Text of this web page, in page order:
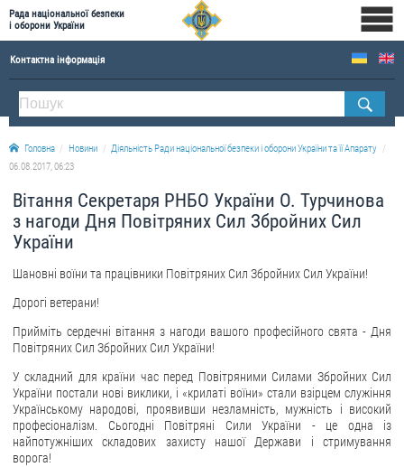
Рада національної безпеки
і оборони України
Контактна інформація
ПРО РНБОУ
Склад Ради національної безпеки і оборони України
Апарат Ради національної безпеки і оборони України
Історична довідка про діяльність Ради національної безпеки і оборони України
ОФІЦІЙНІ ДОКУМЕНТИ
Drone Deals
Фотогалерея
Відеогалерея
ЗВЕРНЕННЯ ГРОМАДЯН
Головна Новини
Діяльність Ради національної безпеки і оборони України та її Апарату
06.08.2017, 06:23
Вітання Секретаря РНБО України О. Турчинова
з нагоди Дня Повітряних Сил Збройних Сил
України
Шановні воїни та працівники Повітряних Сил Збройних Сил України!
Дорогі ветерани!
Прийміть сердечні вітання з нагоди вашого професійного свята - Дня
Повітряних Сил Збройних Сил України!
У складний для країни час перед Повітряними Силами Збройних Сил
України постали нові виклики, і «крилаті воїни» стали взірцем служіння
Українському народові, проявивши незламність, мужність і високий
професіоналізм. Сьогодні Повітряні Сили України - це одна із
найпотужніших складових захисту нашої Держави і стримування
ворога!